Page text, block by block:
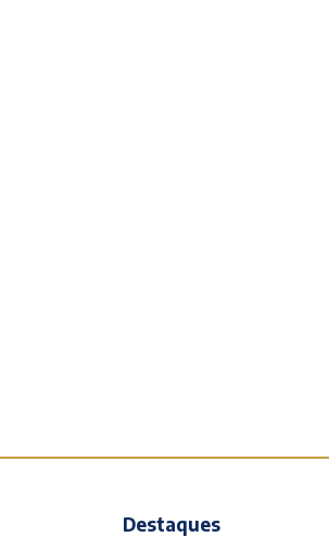
Destaques